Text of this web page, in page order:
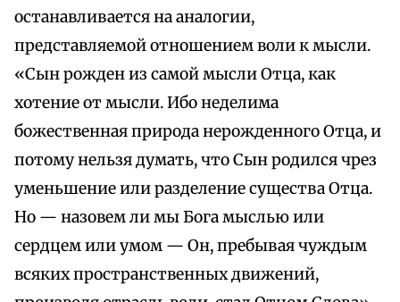
останавливается на аналогии,
представляемой отношением воли к мысли.
«Сын рожден из самой мысли Отца, как
хотение от мысли. Ибо неделима
божественная природа нерожденного Отца, и
потому нельзя думать, что Сын родился чрез
уменьшение или разделение существа Отца.
Но — назовем ли мы Бога мыслью или
сердцем или умом — Он, пребывая чуждым
всяких пространственных движений,